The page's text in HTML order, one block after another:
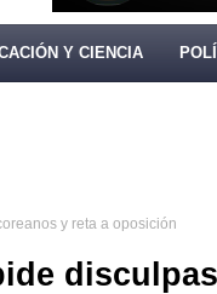
Y CIENCIA
y reta a oposición